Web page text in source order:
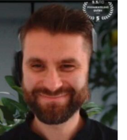
Hledat